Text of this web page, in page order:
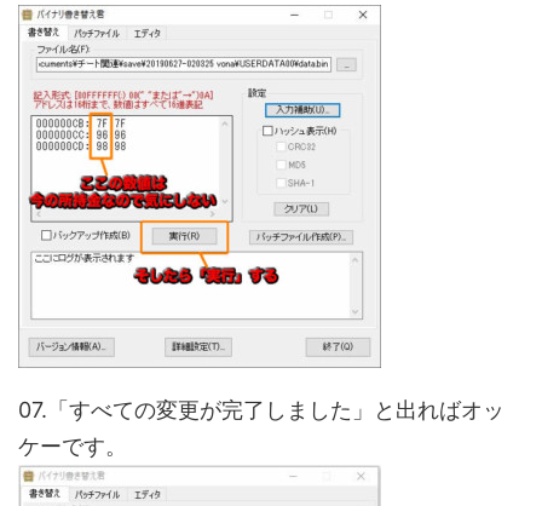
07.「すべての変更が完了しました」と出ればオッ
ケーです。